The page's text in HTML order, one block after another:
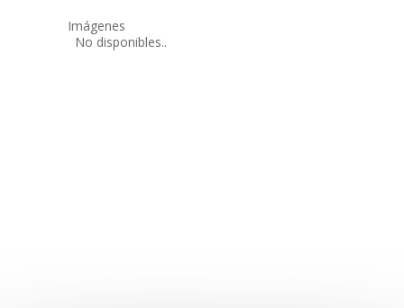
Imágenes
No disponibles..